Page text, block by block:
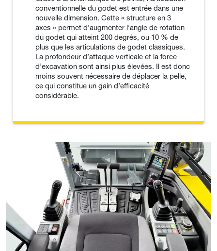
conventionnelle du godet est entrée dans une
nouvelle dimension. Cette « structure en 3
axes » permet d’augmenter l’angle de rotation
du godet qui atteint 200 degrés, ou 10 % de
plus que les articulations de godet classiques.
La profondeur d’attaque verticale et la force
d’excavation sont ainsi plus élevées. Il est donc
moins souvent nécessaire de déplacer la pelle,
ce qui constitue un gain d’efficacité
considérable.